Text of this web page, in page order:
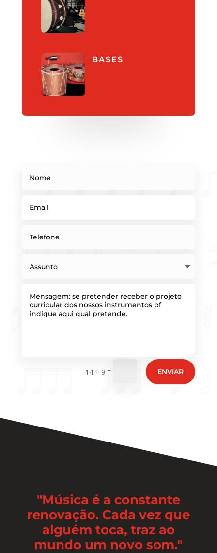
BASES
14 + 9 = ENVIAR
"Música é a constante
renovação. Cada vez que
alguém toca, traz ao
mundo um novo som."